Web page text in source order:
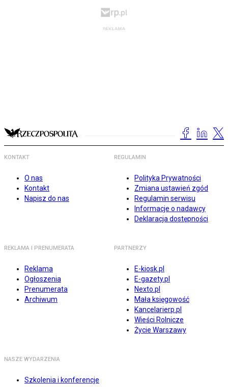
KONTAKT
O nas
Kontakt
Napisz do nas
REGULAMIN
Polityka Prywatności
Zmiana ustawień zgód
Regulamin serwisu
Informacje o nadawcy
Deklaracja dostępności
REKLAMA I PRENUMERATA
Reklama
Ogłoszenia
Prenumerata
Archiwum
PARTNERZY
E-kiosk.pl
E-gazety.pl
Nexto.pl
Mała księgowość
Kancelarierp.pl
Wieści Rolnicze
Życie Warszawy
NASZE WYDARZENIA
Szkolenia i konferencje